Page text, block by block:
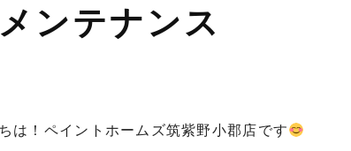
ンテナンス
は！ペイントホームズ筑紫野小郡店です